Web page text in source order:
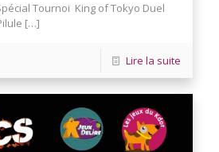
Tournoi King of Tokyo Duel
[…]
Lire la suite